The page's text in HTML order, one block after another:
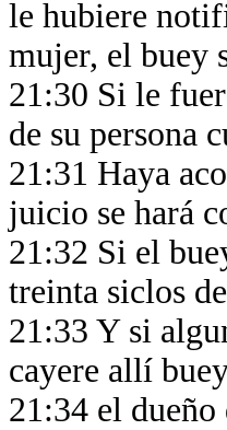
le hubiere
mujer, el buey
21:30 Si le
de su persona
21:31 Haya
juicio se hará
21:32 Si el
treinta siclos
21:33 Y si
cayere allí
21:34 el dueño